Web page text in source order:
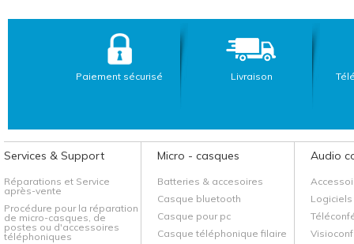
Paiement sécurisé Livraison
Services & Support
Réparations et Service
après-vente
Procédure pour la réparation
de micro-casques, de
postes ou d'accessoires
téléphoniques
Micro - casques
Batteries & accesoires
Casque bluetooth
Casque pour pc
Casque téléphonique filaire
Audio